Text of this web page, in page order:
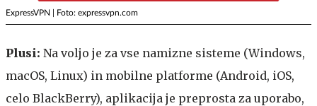
ExpressVPN | Foto: expressvpn.com
Plusi: Na voljo je za vse namizne sisteme (Windows,
macOS, Linux) in mobilne platforme (Android, iOS,
celo BlackBerry), aplikacija je preprosta za uporabo,